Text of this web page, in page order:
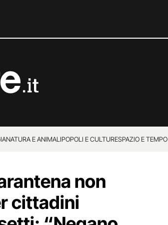
NATURA E ANIMALIPOPOLI E CULTURESPAZIO E TEMPO
non
cittadini